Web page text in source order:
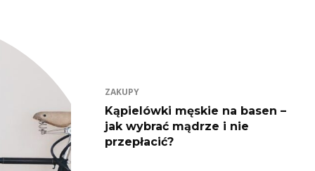
ZAKUPY
Kąpielówki męskie na basen –
jak wybrać mądrze i nie
przepłacić?